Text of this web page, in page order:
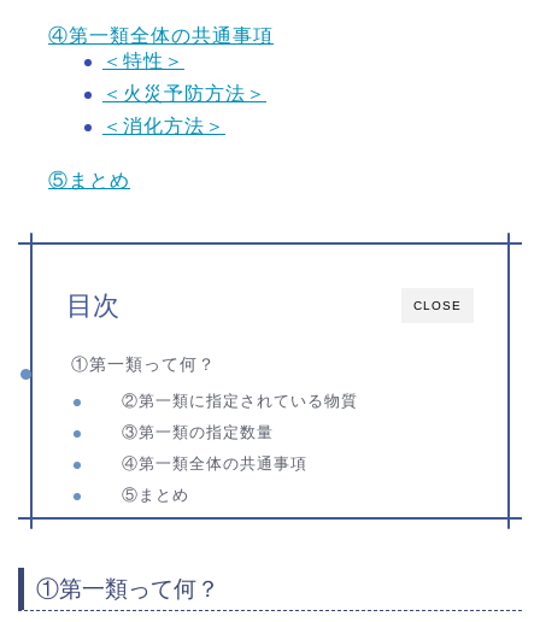
④第一類全体の共通事項
＜特性＞
＜火災予防方法＞
＜消化方法＞
⑤まとめ
CLOSE
目次
①第一類って何？
②第一類に指定されている物質
③第一類の指定数量
④第一類全体の共通事項
⑤まとめ
①第一類って何？